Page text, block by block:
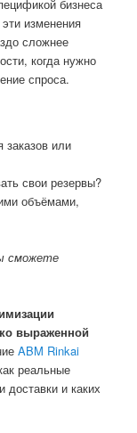
бизнеса
изменения
сложнее
когда нужно
спроса.
заказов или
свои резервы?
объёмами,
сможете
выраженной
ABM Rinkai
реальные
и каких